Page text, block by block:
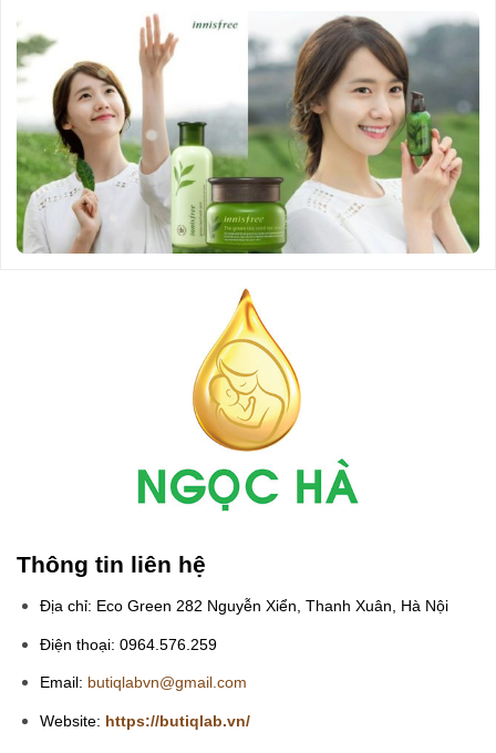
Thông tin liên hệ
Địa chỉ: Eco Green 282 Nguyễn Xiển, Thanh Xuân, Hà Nội
Điện thoại: 0964.576.259
Email: butiqlabvn@gmail.com
Website: https://butiqlab.vn/